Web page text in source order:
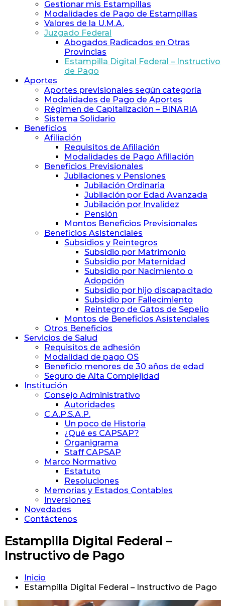
Previsión
Procuradores
Gestionar mis Estampillas
Modalidades de Pago de Estampillas
Valores de la U.M.A.
Juzgado Federal
Abogados Radicados en Otras
Provincias
Estampilla Digital Federal – Instructivo
de Pago
Aportes
Aportes previsionales según categoría
Modalidades de Pago de Aportes
Régimen de Capitalización – BINARIA
Sistema Solidario
Beneficios
Afiliación
Requisitos de Afiliación
Modalidades de Pago Afiliación
Beneficios Previsionales
Jubilaciones y Pensiones
Jubilación Ordinaria
Jubilación por Edad Avanzada
Jubilación por Invalidez
Pensión
Montos Beneficios Previsionales
Beneficios Asistenciales
Subsidios y Reintegros
Subsidio por Matrimonio
Subsidio por Maternidad
Subsidio por Nacimiento o
Adopción
Subsidio por hijo discapacitado
Subsidio por Fallecimiento
Reintegro de Gatos de Sepelio
Montos de Beneficios Asistenciales
Otros Beneficios
Servicios de Salud
Requisitos de adhesión
Modalidad de pago OS
Beneficio menores de 30 años de edad
Seguro de Alta Complejidad
Institución
Consejo Administrativo
Autoridades
C.A.P.S.A.P.
Un poco de Historia
¿Qué es CAPSAP?
Organigrama
Staff CAPSAP
Marco Normativo
Estatuto
Resoluciones
Memorias y Estados Contables
Inversiones
Novedades
Contáctenos
Estampilla Digital Federal –
Instructivo de Pago
Inicio
Estampilla Digital Federal – Instructivo de Pago